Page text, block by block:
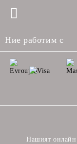
Ние работим с
Нашият онлайн